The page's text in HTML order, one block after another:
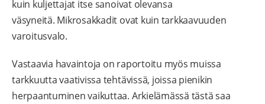
kuin kuljettajat itse sanoivat olevansa
väsyneitä. Mikrosakkadit ovat kuin tarkkaavuuden
varoitusvalo.
Vastaavia havaintoja on raportoitu myös muissa
tarkkuutta vaativissa tehtävissä, joissa pienikin
herpaantuminen vaikuttaa. Arkielämässä tästä saa